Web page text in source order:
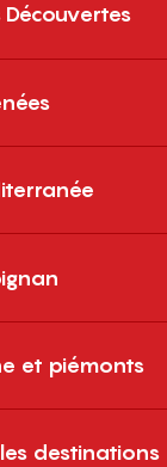
Découvertes
et piémonts
destinations
dans le
un agenda
de
après-